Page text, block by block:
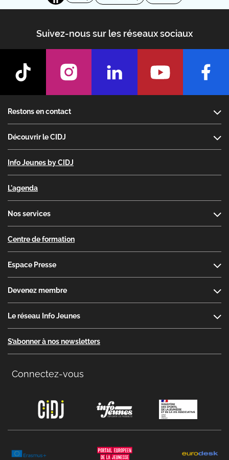
Suivez-nous sur les réseaux sociaux
Restons en contact
Découvrir le CIDJ
Info Jeunes by CIDJ
L'agenda
Nos services
Centre de formation
Espace Presse
Devenez membre
Le réseau Info Jeunes
S’abonner à nos newsletters
Connectez-vous